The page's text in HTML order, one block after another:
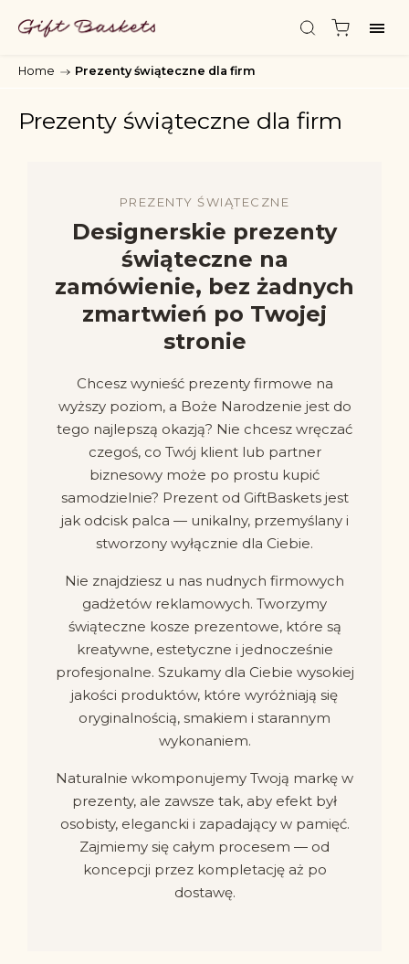
Home / Prezenty świąteczne dla firm
Prezenty świąteczne dla firm
PREZENTY ŚWIĄTECZNE
Designerskie prezenty
świąteczne na
zamówienie, bez żadnych
zmartwień po Twojej
stronie
Chcesz wynieść prezenty firmowe na
wyższy poziom, a Boże Narodzenie jest do
tego najlepszą okazją? Nie chcesz wręczać
czegoś, co Twój klient lub partner
biznesowy może po prostu kupić
samodzielnie? Prezent od GiftBaskets jest
jak odcisk palca — unikalny, przemyślany i
stworzony wyłącznie dla Ciebie.
Nie znajdziesz u nas nudnych firmowych
gadżetów reklamowych. Tworzymy
świąteczne kosze prezentowe, które są
kreatywne, estetyczne i jednocześnie
profesjonalne. Szukamy dla Ciebie wysokiej
jakości produktów, które wyróżniają się
oryginalnością, smakiem i starannym
wykonaniem.
Naturalnie wkomponujemy Twoją markę w
prezenty, ale zawsze tak, aby efekt był
osobisty, elegancki i zapadający w pamięć.
Zajmiemy się całym procesem — od
koncepcji przez kompletację aż po
dostawę.